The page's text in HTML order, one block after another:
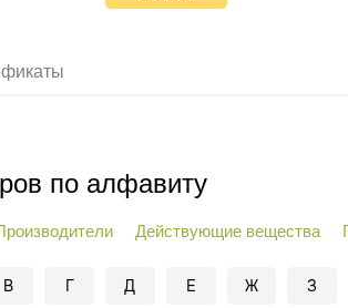
по алфавиту
Действующие вещества
В Г Д Е Ж З